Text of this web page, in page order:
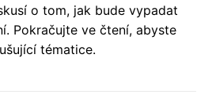
o tom, jak bude vypadat
Pokračujte ve čtení, abyste
tématice.